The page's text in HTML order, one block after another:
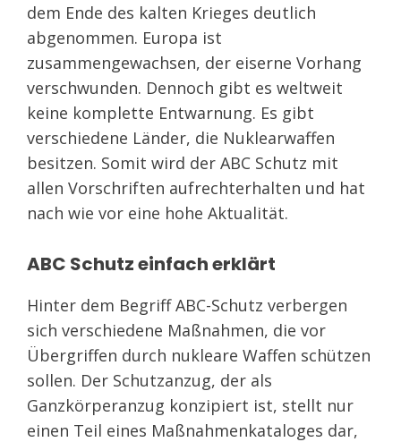
dem Ende des kalten Krieges deutlich
abgenommen. Europa ist
zusammengewachsen, der eiserne Vorhang
verschwunden. Dennoch gibt es weltweit
keine komplette Entwarnung. Es gibt
verschiedene Länder, die Nuklearwaffen
besitzen. Somit wird der ABC Schutz mit
allen Vorschriften aufrechterhalten und hat
nach wie vor eine hohe Aktualität.
ABC Schutz einfach erklärt
Hinter dem Begriff ABC-Schutz verbergen
sich verschiedene Maßnahmen, die vor
Übergriffen durch nukleare Waffen schützen
sollen. Der Schutzanzug, der als
Ganzkörperanzug konzipiert ist, stellt nur
einen Teil eines Maßnahmenkataloges dar,